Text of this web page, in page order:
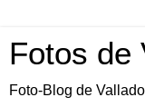
Fotos de
Foto-Blog de